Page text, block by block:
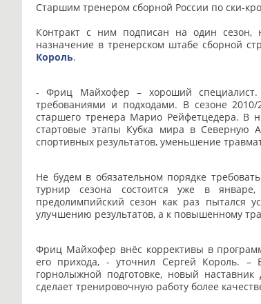
Старшим тренером сборной России по ски-
Контракт с ним подписан на один сезон,
назначение в тренерском штабе сборной
Король.
- Фриц Майхофер – хороший
требованиями и подходами. В сезоне
старшего тренера Марио Рейфетцедера. В
стартовые этапы Кубка мира в Северную
спортивных результатов, уменьшение
Не будем в обязательном порядке
турнир сезона состоится уже в
предолимпийский сезон как раз пытался
улучшению результатов, а к повышенному
Фриц Майхофер внёс коррективы в
его прихода, - уточнил Сергей Король. –
горнолыжной подготовке, новый
сделает тренировочную работу более